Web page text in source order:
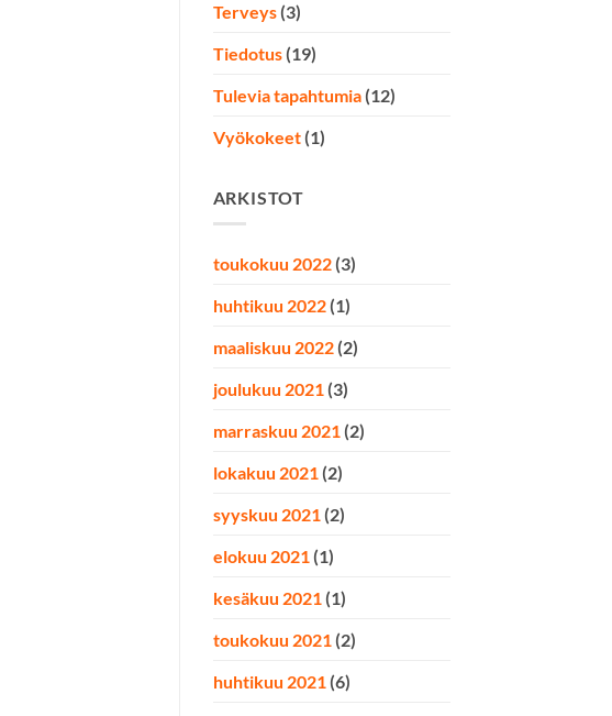
Terveys(3)
Tiedotus(19)
Tulevia tapahtumia(12)
Vyökokeet(1)
ARKISTOT
toukokuu 2022(3)
huhtikuu 2022(1)
maaliskuu 2022(2)
joulukuu 2021(3)
marraskuu 2021(2)
lokakuu 2021(2)
syyskuu 2021(2)
elokuu 2021(1)
kesäkuu 2021(1)
toukokuu 2021(2)
huhtikuu 2021(6)